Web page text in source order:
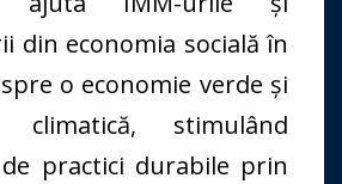
din economia socială în
o economie verde și
climatică, stimulând
practici durabile prin